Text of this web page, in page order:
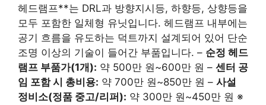
헤드램프**는 DRL과 방향지시등, 하향등, 상향등을
모두 포함한 일체형 유닛입니다. 헤드램프 내부에는
공기 흐름을 유도하는 덕트까지 설계되어 있어 단순
조명 이상의 기술이 들어간 부품입니다. – 순정 헤드
램프 부품가(1개): 약 500만 원~600만 원 – 센터 공
임 포함 시 총비용: 약 700만 원~850만 원 – 사설
정비소(정품 중고/리퍼): 약 300만 원~450만 원 ※